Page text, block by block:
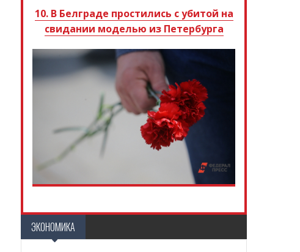
10. В Белграде простились с убитой на
свидании моделью из Петербурга
ЭКОНОМИКА